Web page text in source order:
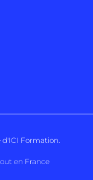
d'ICI Formation
en France